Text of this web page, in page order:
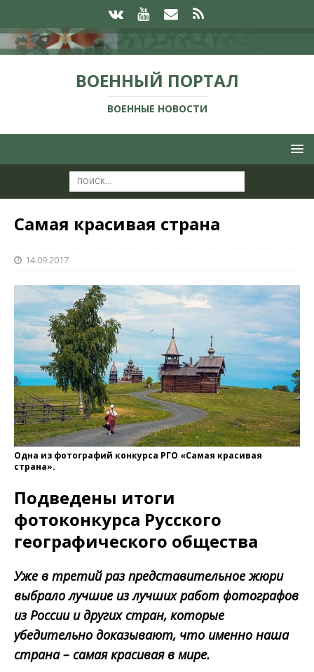
ВОЕННЫЙ ПОРТАЛ
ВОЕННЫЕ НОВОСТИ
Самая красивая страна
14.09.2017
Одна из фотографий конкурса РГО «Самая красивая
страна».
Подведены итоги
фотоконкурса Русского
географического общества
Уже в третий раз представительное жюри
выбрало лучшие из лучших работ фотографов
из России и других стран, которые
убедительно доказывают, что именно наша
страна – самая красивая в мире.